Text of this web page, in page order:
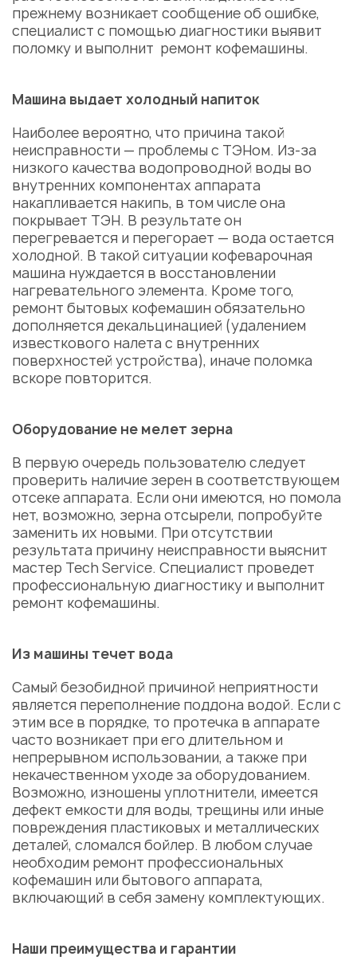
прежнему возникает сообщение об ошибке,
специалист с помощью диагностики выявит
поломку и выполнит ремонт кофемашины.
Машина выдает холодный напиток
Наиболее вероятно, что причина такой
неисправности — проблемы с ТЭНом. Из-за
низкого качества водопроводной воды во
внутренних компонентах аппарата
накапливается накипь, в том числе она
покрывает ТЭН. В результате он
перегревается и перегорает — вода остается
холодной. В такой ситуации кофеварочная
машина нуждается в восстановлении
нагревательного элемента. Кроме того,
ремонт бытовых кофемашин обязательно
дополняется декальцинацией (удалением
известкового налета с внутренних
поверхностей устройства), иначе поломка
вскоре повторится.
Оборудование не мелет зерна
В первую очередь пользователю следует
проверить наличие зерен в соответствующем
отсеке аппарата. Если они имеются, но помола
нет, возможно, зерна отсырели, попробуйте
заменить их новыми. При отсутствии
результата причину неисправности выяснит
мастер Tech Service. Специалист проведет
профессиональную диагностику и выполнит
ремонт кофемашины.
Из машины течет вода
Самый безобидной причиной неприятности
является переполнение поддона водой. Если с
этим все в порядке, то протечка в аппарате
часто возникает при его длительном и
непрерывном использовании, а также при
некачественном уходе за оборудованием.
Возможно, изношены уплотнители, имеется
дефект емкости для воды, трещины или иные
повреждения пластиковых и металлических
деталей, сломался бойлер. В любом случае
необходим ремонт профессиональных
кофемашин или бытового аппарата,
включающий в себя замену комплектующих.
Наши преимущества и гарантии